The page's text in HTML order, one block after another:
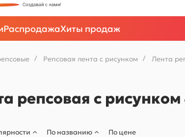
РаспродажаХиты продаж
/ Репсовая лента с рисунком / Лента
репсовая с
По названию По цене